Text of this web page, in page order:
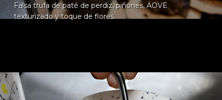
Falsa trufa de paté de perdiz, piñones, AOVE
texturizado y toque de flores.